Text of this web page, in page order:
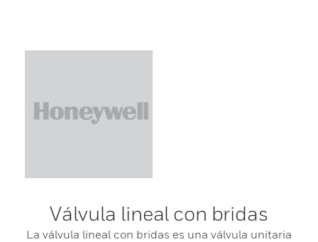
Válvula lineal con bridas
La válvula lineal con bridas es una válvula unitaria